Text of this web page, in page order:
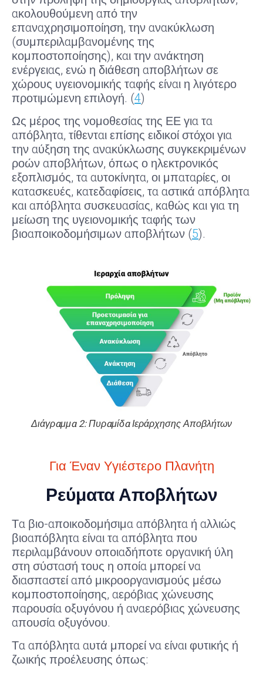
ακολουθούμενη από την
επαναχρησιμοποίηση, την ανακύκλωση
(συμπεριλαμβανομένης της
κομποστοποίησης), και την ανάκτηση
ενέργειας, ενώ η διάθεση αποβλήτων σε
χώρους υγειονομικής ταφής είναι η λιγότερο
προτιμώμενη επιλογή. (4)
Ως μέρος της νομοθεσίας της ΕΕ για τα
απόβλητα, τίθενται επίσης ειδικοί στόχοι για
την αύξηση της ανακύκλωσης συγκεκριμένων
ροών αποβλήτων, όπως ο ηλεκτρονικός
εξοπλισμός, τα αυτοκίνητα, οι μπαταρίες, οι
κατασκευές, κατεδαφίσεις, τα αστικά απόβλητα
και απόβλητα συσκευασίας, καθώς και για τη
μείωση της υγειονομικής ταφής των
βιοαποικοδομήσιμων αποβλήτων (5).
Διάγραμμα 2: Πυραμίδα Ιεράρχησης Αποβλήτων
Για Έναν Υγιέστερο Πλανήτη
Ρεύματα Αποβλήτων
Τα βιο-αποικοδομήσιμα απόβλητα ή αλλιώς
βιοαπόβλητα είναι τα απόβλητα που
περιλαμβάνουν οποιαδήποτε οργανική ύλη
στη σύστασή τους η οποία μπορεί να
διασπαστεί από μικροοργανισμούς μέσω
κομποστοποίησης, αερόβιας χώνευσης
παρουσία οξυγόνου ή αναερόβιας χώνευσης
απουσία οξυγόνου.
Τα απόβλητα αυτά μπορεί να είναι φυτικής ή
ζωικής προέλευσης όπως: